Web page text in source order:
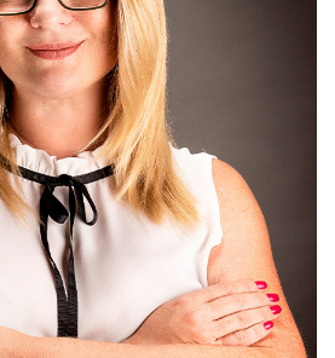
Sandra Keese
Diretora Operacional